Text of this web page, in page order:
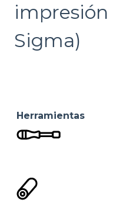
impresión
Sigma)
Herramientas